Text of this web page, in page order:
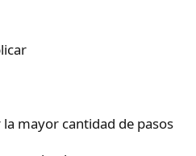
mayor cantidad de pasos